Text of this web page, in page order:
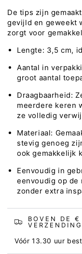
De tips zijn
gevijld en geweekt
zorgt voor
Lengte: 3,5 cm,
Aantal in
groot aantal
Draagbaarheid:
meerdere keren
ze volledig
Materiaal:
stevig genoeg
ook gemakkelijk
Eenvoudig in
eenvoudig op de
zonder extra
BOVEN DE
VERZENDING
Vóór 13.30 uur